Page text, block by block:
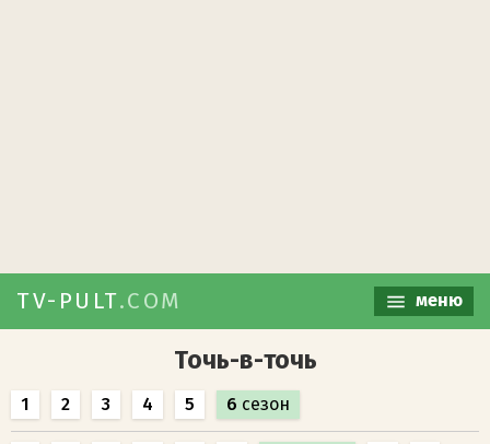
TV-PULT.COM меню
Точь-в-точь
1 2 3 4 5 6 сезон